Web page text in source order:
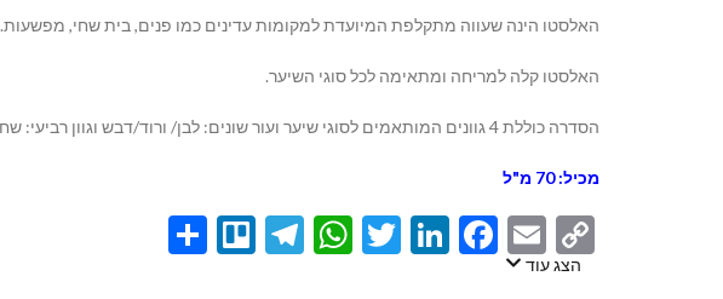
האלסטו הינה שעווה מתקלפת המיועדת למקומות עדינים כמו פנים, בית שחי, מפשעות.
האלסטו קלה למריחה ומתאימה לכל סוגי השיער.
הסדרה כוללת 4 גוונים המותאמים לסוגי שיער ועור שונים: לבן/ ורוד/דבש וגוון רביעי: שחור המתאים גם לאזורים גדולים בגוף.
מכיל: 70 מ"ל
Copy
Link
Email
Facebook
LinkedIn
Twitter
WhatsApp
Telegram
Trello
Share
הצג עוד